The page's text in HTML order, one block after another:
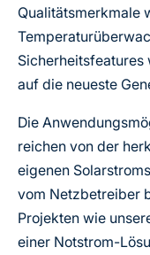
Qualitätsmerkmale
Sicherheitsfeatures
auf die neueste
Die
reichen von der
eigenen
vom Netzbetreiber
Projekten wie
einer Notstrom-